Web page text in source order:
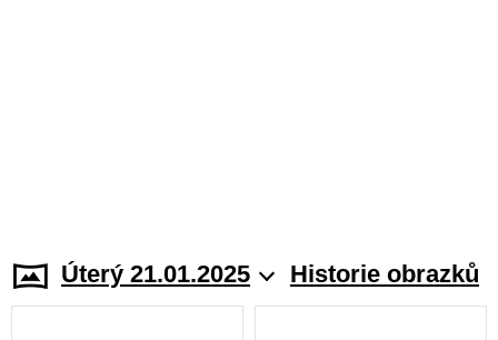
Úterý 21.01.2025 Historie obrazků